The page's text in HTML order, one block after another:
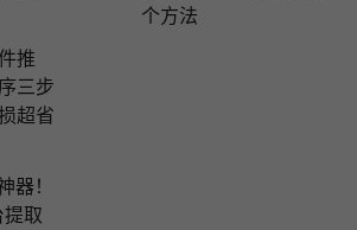
推
三步
超省
器！
取
个方法